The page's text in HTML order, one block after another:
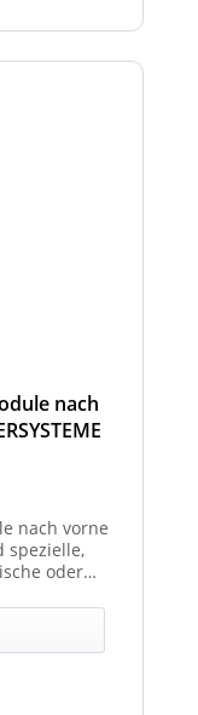
nach
nach vorne
spezielle,
oder
Sie
kritischer
und sind
zur